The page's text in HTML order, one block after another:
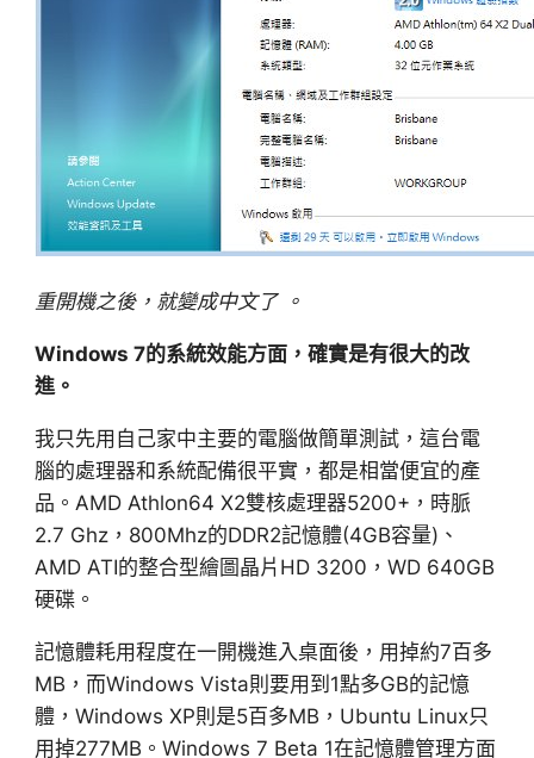
重開機之後，就變成中文了 。
Windows 7的系統效能方面，確實是有很大的改
進。
我只先用自己家中主要的電腦做簡單測試，這台電
腦的處理器和系統配備很平實，都是相當便宜的產
品。AMD Athlon64 X2雙核處理器5200+，時脈
2.7 Ghz，800Mhz的DDR2記憶體(4GB容量)、
AMD ATI的整合型繪圖晶片HD 3200，WD 640GB
硬碟。
記憶體耗用程度在一開機進入桌面後，用掉約7百多
MB，而Windows Vista則要用到1點多GB的記憶
體，Windows XP則是5百多MB，Ubuntu Linux只
用掉277MB。Windows 7 Beta 1在記憶體管理方面